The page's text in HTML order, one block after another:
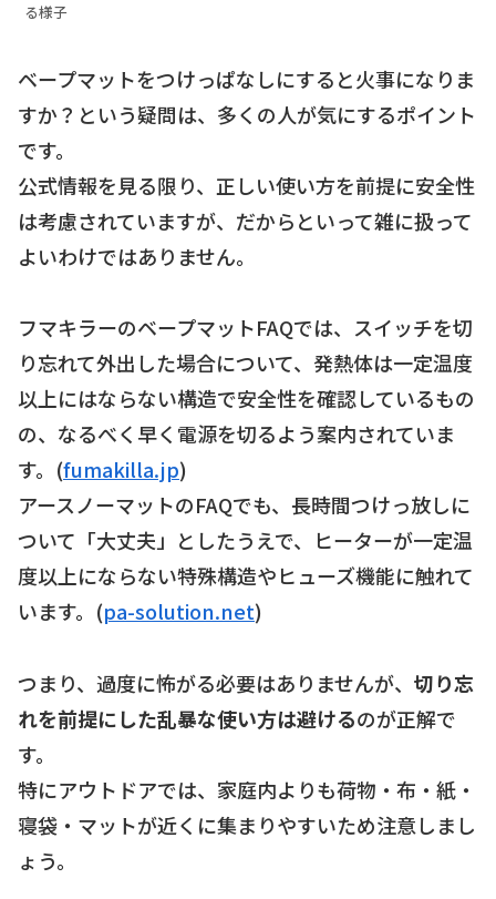
る様子
ベープマットをつけっぱなしにすると火事になりま
すか？という疑問は、多くの人が気にするポイント
です。
公式情報を見る限り、正しい使い方を前提に安全性
は考慮されていますが、だからといって雑に扱って
よいわけではありません。
フマキラーのベープマットFAQでは、スイッチを切
り忘れて外出した場合について、発熱体は一定温度
以上にはならない構造で安全性を確認しているもの
の、なるべく早く電源を切るよう案内されていま
す。(fumakilla.jp)
アースノーマットのFAQでも、長時間つけっ放しに
ついて「大丈夫」としたうえで、ヒーターが一定温
度以上にならない特殊構造やヒューズ機能に触れて
います。(pa-solution.net)
つまり、過度に怖がる必要はありませんが、 切り忘
れを前提にした乱暴な使い方は避けるのが正解で
す。
特にアウトドアでは、家庭内よりも荷物・布・紙・
寝袋・マットが近くに集まりやすいため注意しまし
ょう。